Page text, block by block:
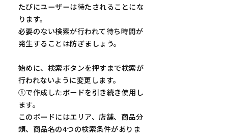
たびにユーザーは待たされることにな
ります。
必要のない検索が行われて待ち時間が
発生することは防ぎましょう。
始めに、検索ボタンを押すまで検索が
行われないように変更します。
①で作成したボードを引き続き使用し
ます。
このボードにはエリア、店舗、商品分
類、商品名の4つの検索条件がありま